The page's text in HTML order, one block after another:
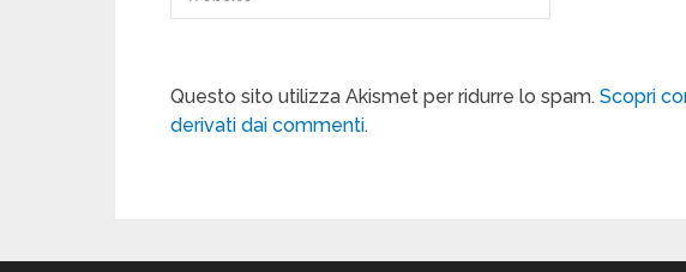
Questo sito utilizza Akismet per ridurre lo spam. Scopri
derivati dai commenti.